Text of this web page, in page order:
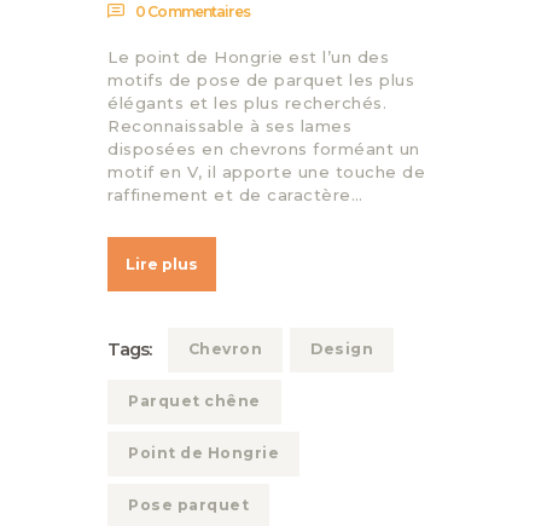
0 Commentaires
Le point de Hongrie est l’un des
motifs de pose de parquet les plus
élégants et les plus recherchés.
Reconnaissable à ses lames
disposées en chevrons forméant un
motif en V, il apporte une touche de
raffinement et de caractère…
Lire plus
Tags: Chevron Design
Parquet chêne
Point de Hongrie
Pose parquet